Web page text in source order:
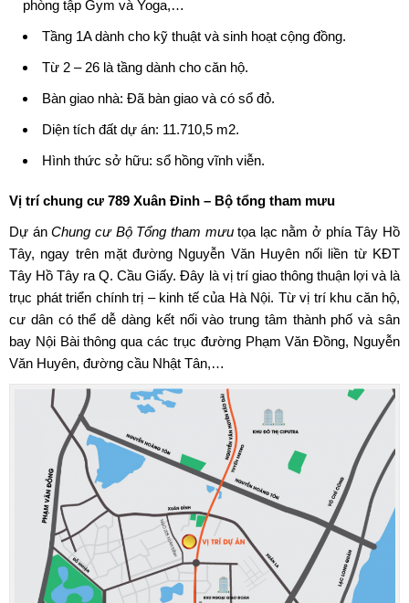
phòng tập Gym và Yoga,…
Tầng 1A dành cho kỹ thuật và sinh hoạt cộng đồng.
Từ 2 – 26 là tầng dành cho căn hộ.
Bàn giao nhà: Đã bàn giao và có sổ đỏ.
Diện tích đất dự án: 11.710,5 m2.
Hình thức sở hữu: sổ hồng vĩnh viễn.
Vị trí chung cư 789 Xuân Đỉnh – Bộ tổng tham mưu
Dự ánChung cư Bộ Tổng tham mưutọa lạc nằm ở phía Tây Hồ
Tây, ngay trên mặt đường Nguyễn Văn Huyên nối liền từ KĐT
Tây Hồ Tây ra Q. Cầu Giấy. Đây là vị trí giao thông thuận lợi và là
trục phát triển chính trị – kinh tế của Hà Nội. Từ vị trí khu căn hộ,
cư dân có thể dễ dàng kết nối vào trung tâm thành phố và sân
bay Nội Bài thông qua các trục đường Phạm Văn Đồng, Nguyễn
Văn Huyên, đường cầu Nhật Tân,…